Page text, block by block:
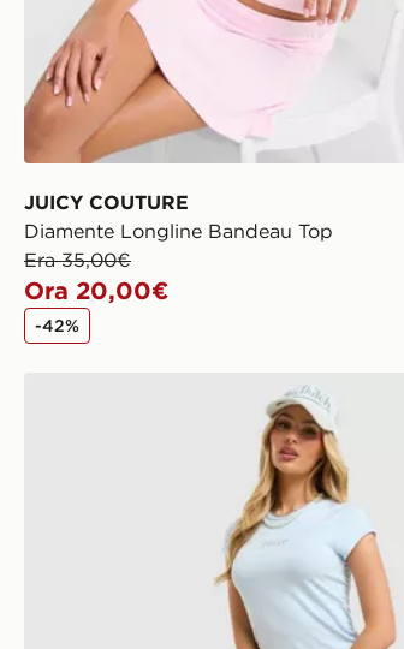
JUICY COUTURE
Diamente Longline Bandeau Top
Era 35,00€
Ora 20,00€
-42%
JUICY COUTURE Diamante Baby T-Shirt